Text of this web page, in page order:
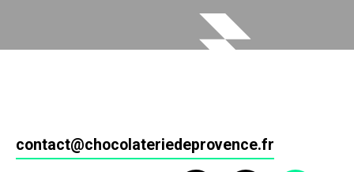
contact@chocolateriedeprovence.fr